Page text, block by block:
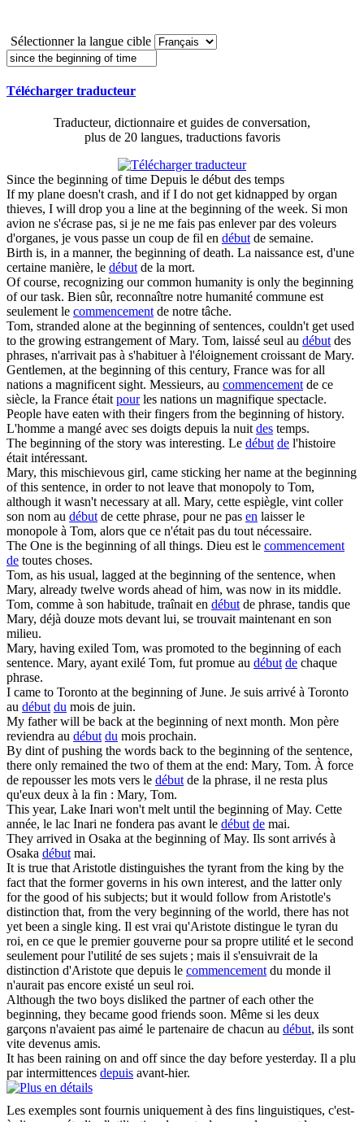
Sélectionner la langue cible
Télécharger traducteur
Traducteur, dictionnaire et guides de conversation,
plus de 20 langues, traductions favoris
Since the beginning of time Depuis le début des temps
If my plane doesn't crash, and if I do not get kidnapped by organ
thieves, I will drop you a line atthe beginning ofthe week. Si mon
avion ne s'écrase pas, si je ne me fais pas enlever par des voleurs
d'organes, je vous passe un coup de fil en débutde semaine.
Birth is, in a manner, the beginning ofdeath. La naissance est, d'une
certaine manière, le débutde la mort.
Of course, recognizing our common humanity is only the beginning
ofour task. Bien sûr, reconnaître notre humanité commune est
seulement le commencementde notre tâche.
Tom, stranded alone atthe beginning ofsentences, couldn't get used
to the growing estrangement of Mary. Tom, laissé seul au débutdes
phrases, n'arrivait pas à s'habituer à l'éloignement croissant de Mary.
Gentlemen, atthe beginning ofthis century, France was for all
nations a magnificent sight. Messieurs, au commencementde ce
siècle, la France étaitpourles nations un magnifique spectacle.
People have eaten with their fingers from the beginning ofhistory.
L'homme a mangé avec ses doigts depuis la nuitdes temps.
The beginning ofthe story was interesting. Le début de l'histoire
était intéressant.
Mary, this mischievous girl, came sticking her name atthe beginning
ofthis sentence, in order to not leave that monopoly to Tom,
although it wasn't necessary at all. Mary, cette espiègle, vint coller
son nom au débutde cette phrase, pour ne pas en laisser le
monopole à Tom, alors que ce n'était pas du tout nécessaire.
The One is the beginning ofall things. Dieu est le commencement
de toutes choses.
Tom, as his usual, lagged atthe beginning ofthe sentence, when
Mary, already twelve words ahead of him, was now in its middle.
Tom, comme à son habitude, traînait en débutde phrase, tandis que
Mary, déjà douze mots devant lui, se trouvait maintenant en son
milieu.
Mary, having exiled Tom, was promoted to the beginning ofeach
sentence. Mary, ayant exilé Tom, fut promue au début de chaque
phrase.
I came to Toronto atthe beginning ofJune. Je suis arrivé à Toronto
au début du mois de juin.
My father will be back atthe beginning ofnext month. Mon père
reviendra au début du mois prochain.
By dint of pushing the words back to the beginning ofthe sentence,
there only remained the two of them at the end: Mary, Tom. À force
de repousser les mots vers le débutde la phrase, il ne resta plus
qu'eux deux à la fin : Mary, Tom.
This year, Lake Inari won't melt until the beginning ofMay. Cette
année, le lac Inari ne fondera pas avant le début de mai.
They arrived in Osaka atthe beginning ofMay. Ils sont arrivés à
Osaka débutmai.
It is true that Aristotle distinguishes the tyrant from the king by the
fact that the former governs in his own interest, and the latter only
for the good of his subjects; but it would follow from Aristotle's
distinction that, from the very beginning ofthe world, there has not
yet been a single king. Il est vrai qu'Aristote distingue le tyran du
roi, en ce que le premier gouverne pour sa propre utilité et le second
seulement pour l'utilité de ses sujets ; mais il s'ensuivrait de la
distinction d'Aristote que depuis le commencementdu monde il
n'aurait pas encore existé un seul roi.
Although the two boys disliked the partner of each otherthe
beginning, they became good friends soon. Même si les deux
garçons n'avaient pas aimé le partenaire de chacun au début, ils sont
vite devenus amis.
It has been raining on and offsince the day before yesterday. Il a plu
par intermittences depuis avant-hier.
Les exemples sont fournis uniquement à des fins linguistiques, c'est-